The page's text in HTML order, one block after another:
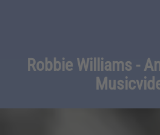
Robbie Williams -